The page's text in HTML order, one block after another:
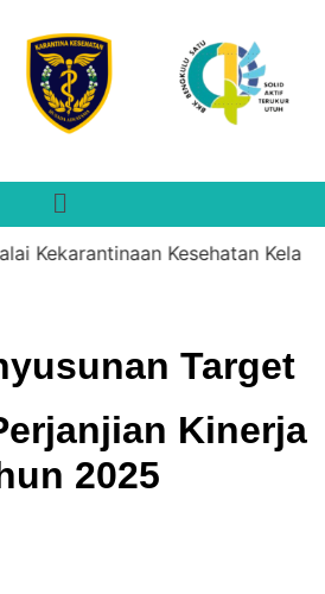
Kekarantinaan Kesehatan Kelas
Target
Kinerja
2025